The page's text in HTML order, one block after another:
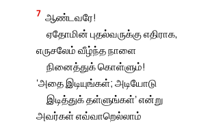
7 ஆண்டவரே!
ஏதோமின் புதல்வருக்கு எதிராக,
எருசலேம் வீழ்ந்த நாளை
நினைத்துக் கொள்ளும்!
‘அதை இடியுங்கள்; அடியோடு
இடித்துக் தள்ளுங்கள்’ என்று
அவர்கள் எவ்வாறெல்லாம்